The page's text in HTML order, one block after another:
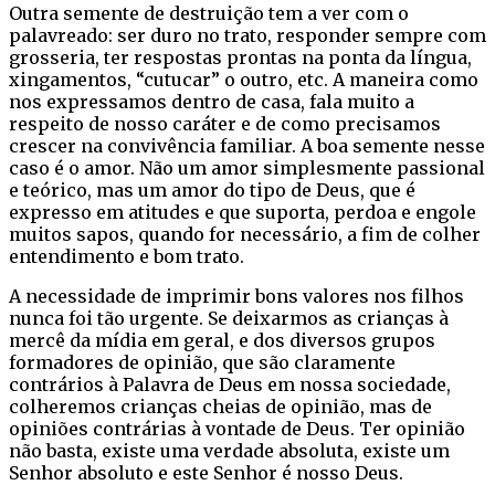
Outra semente de destruição tem a ver com o
palavreado: ser duro no trato, responder sempre com
grosseria, ter respostas prontas na ponta da língua,
xingamentos, “cutucar” o outro, etc. A maneira como
nos expressamos dentro de casa, fala muito a
respeito de nosso caráter e de como precisamos
crescer na convivência familiar. A boa semente nesse
caso é o amor. Não um amor simplesmente passional
e teórico, mas um amor do tipo de Deus, que é
expresso em atitudes e que suporta, perdoa e engole
muitos sapos, quando for necessário, a fim de colher
entendimento e bom trato.
A necessidade de imprimir bons valores nos filhos
nunca foi tão urgente. Se deixarmos as crianças à
mercê da mídia em geral, e dos diversos grupos
formadores de opinião, que são claramente
contrários à Palavra de Deus em nossa sociedade,
colheremos crianças cheias de opinião, mas de
opiniões contrárias à vontade de Deus. Ter opinião
não basta, existe uma verdade absoluta, existe um
Senhor absoluto e este Senhor é nosso Deus.